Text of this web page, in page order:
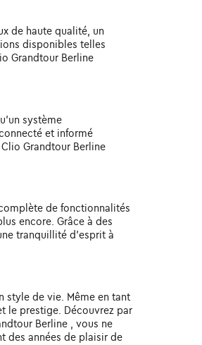
de haute qualité, un
disponibles telles
Grandtour Berline
système
et informé
Grandtour Berline
de fonctionnalités
encore. Grâce à des
tranquillité d'esprit à
style de vie. Même en tant
le prestige. Découvrez par
Berline , vous ne
des années de plaisir de